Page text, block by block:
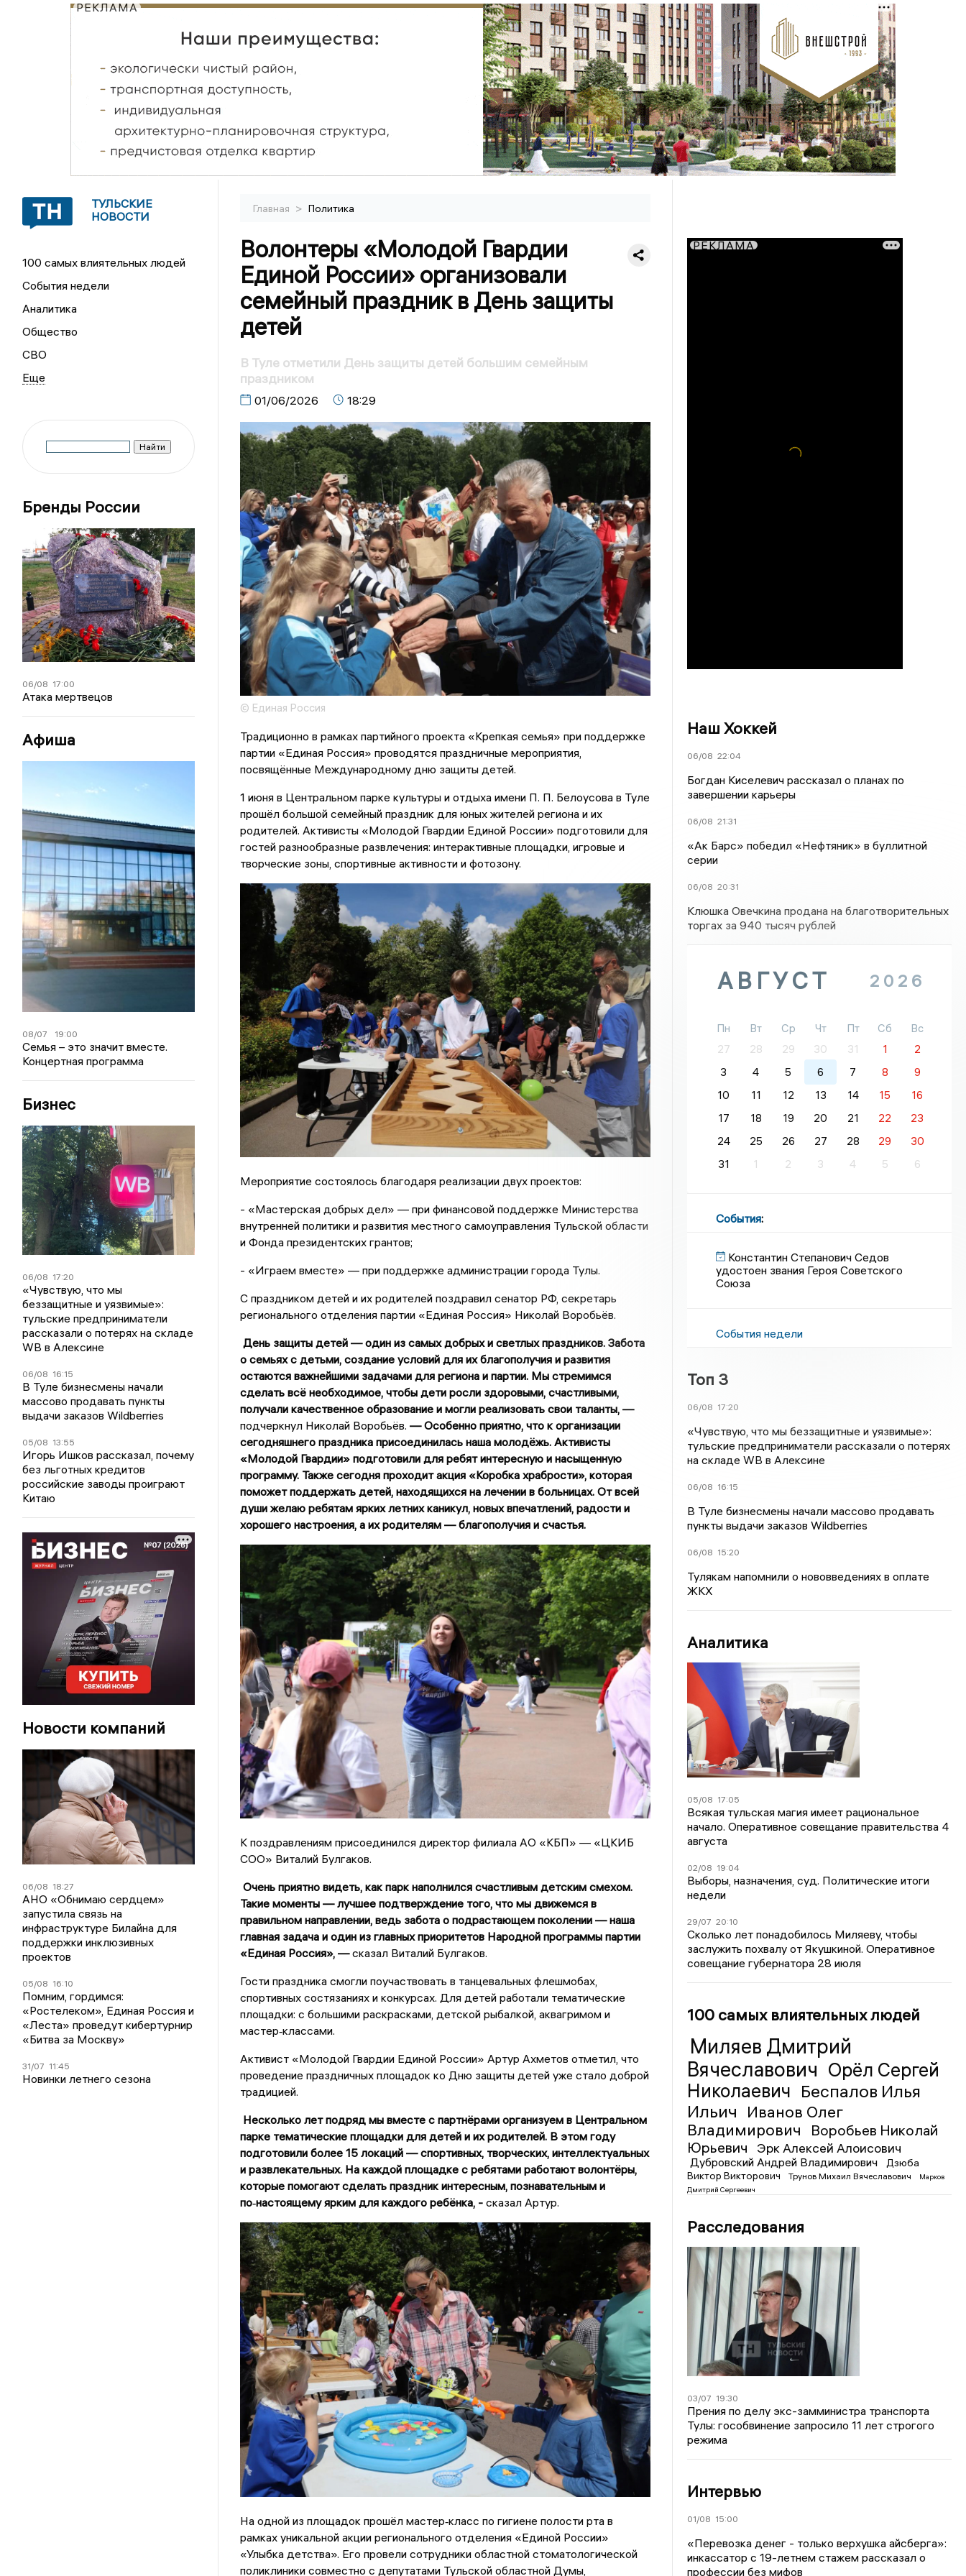
РЕКЛАМА
ТУЛЬСКИЕ
НОВОСТИ
100 самых влиятельных людей
События недели
Аналитика
Общество
СВО
Бренды России
06/08 17:00
Атака мертвецов
Афиша
08/07 19:00
Семья – это значит вместе.
Концертная программа
Бизнес
06/08 17:20
«Чувствую, что мы
беззащитные и уязвимые»:
тульские предприниматели
рассказали о потерях на складе
WB в Алексине
06/08 16:15
В Туле бизнесмены начали
массово продавать пункты
выдачи заказов Wildberries
05/08 13:55
Игорь Ишков рассказал, почему
без льготных кредитов
российские заводы проиграют
Китаю
Новости компаний
06/08 18:27
АНО «Обнимаю сердцем»
запустила связь на
инфраструктуре Билайна для
поддержки инклюзивных
проектов
05/08 16:10
Помним, гордимся:
«Ростелеком», Единая Россия и
«Леста» проведут кибертурнир
«Битва за Москву»
31/07 11:45
Новинки летнего сезона
Главная > Политика
Волонтеры «Молодой Гвардии
Единой России» организовали
семейный праздник в День защиты
детей
В Туле отметили День защиты детей большим семейным
праздником
01/06/2026 18:29
© Единая Россия
Традиционно в рамках партийного проекта «Крепкая семья» при поддержке
партии «Единая Россия» проводятся праздничные мероприятия,
посвящённые Международному дню защиты детей.
1 июня в Центральном парке культуры и отдыха имени П. П. Белоусова в Туле
прошёл большой семейный праздник для юных жителей региона и их
родителей. Активисты «Молодой Гвардии Единой России» подготовили для
гостей разнообразные развлечения: интерактивные площадки, игровые и
творческие зоны, спортивные активности и фотозону.
Мероприятие состоялось благодаря реализации двух проектов:
- «Мастерская добрых дел» — при финансовой поддержке Министерства
внутренней политики и развития местного самоуправления Тульской области
и Фонда президентских грантов;
- «Играем вместе» — при поддержке администрации города Тулы.
С праздником детей и их родителей поздравил сенатор РФ, секретарь
регионального отделения партии «Единая Россия» Николай Воробьёв.
День защиты детей — один из самых добрых и светлых праздников. Забота
о семьях с детьми, создание условий для их благополучия и развития
остаются важнейшими задачами для региона и партии. Мы стремимся
сделать всё необходимое, чтобы дети росли здоровыми, счастливыми,
получали качественное образование и могли реализовать свои таланты, —
подчеркнул Николай Воробьёв. — Особенно приятно, что к организации
сегодняшнего праздника присоединилась наша молодёжь. Активисты
«Молодой Гвардии» подготовили для ребят интересную и насыщенную
программу. Также сегодня проходит акция «Коробка храбрости», которая
поможет поддержать детей, находящихся на лечении в больницах. От всей
души желаю ребятам ярких летних каникул, новых впечатлений, радости и
хорошего настроения, а их родителям — благополучия и счастья.
К поздравлениям присоединился директор филиала АО «КБП» — «ЦКИБ
СОО» Виталий Булгаков.
Очень приятно видеть, как парк наполнился счастливым детским смехом.
Такие моменты — лучшее подтверждение того, что мы движемся в
правильном направлении, ведь забота о подрастающем поколении — наша
главная задача и один из главных приоритетов Народной программы партии
«Единая Россия», —сказал Виталий Булгаков.
Гости праздника смогли поучаствовать в танцевальных флешмобах,
спортивных состязаниях и конкурсах. Для детей работали тематические
площадки: с большими раскрасками, детской рыбалкой, аквагримом и
мастер‑классами.
Активист «Молодой Гвардии Единой России» Артур Ахметов отметил, что
проведение праздничных площадок ко Дню защиты детей уже стало доброй
традицией.
Несколько лет подряд мы вместе с партнёрами организуем в Центральном
парке тематические площадки для детей и их родителей. В этом году
подготовили более 15 локаций — спортивных, творческих, интеллектуальных
и развлекательных. На каждой площадке с ребятами работают волонтёры,
которые помогают сделать праздник интересным, познавательным и
по‑настоящему ярким для каждого ребёнка, -сказал Артур.
На одной из площадок прошёл мастер‑класс по гигиене полости рта в
рамках уникальной акции регионального отделения «Единой России»
«Улыбка детства». Его провели сотрудники областной стоматологической
поликлиники совместно с депутатами Тульской областной Думы,
РЕКЛАМА
Наш Хоккей
06/08 22:04
Богдан Киселевич рассказал о планах по
завершении карьеры
06/08 21:31
«Ак Барс» победил «Нефтяник» в буллитной
серии
06/08 20:31
Клюшка Овечкина продана на благотворительных
торгах за 940 тысяч рублей
АВГУСТ 2026
Пн Вт Ср Чт Пт Сб
Вс
27
28 29 30 31 1
2
3
4 5 6 7 8
9
10
11 12 13 14 15
16
17
18 19 20 21 22
23
24
25 26 27 28 29
30
31
1 2 3 4 5 6
События:
Константин Степанович Седов
удостоен звания Героя Советского
Союза
События недели
Топ 3
06/08 17:20
«Чувствую, что мы беззащитные и уязвимые»:
тульские предприниматели рассказали о потерях
на складе WB в Алексине
06/08 16:15
В Туле бизнесмены начали массово продавать
пункты выдачи заказов Wildberries
06/08 15:20
Тулякам напомнили о нововведениях в оплате
ЖКХ
Аналитика
05/08 17:05
Всякая тульская магия имеет рациональное
начало. Оперативное совещание правительства 4
августа
02/08 19:04
Выборы, назначения, суд. Политические итоги
недели
29/07 20:10
Сколько лет понадобилось Миляеву, чтобы
заслужить похвалу от Якушкиной. Оперативное
совещание губернатора 28 июля
100 самых влиятельных людей
Миляев Дмитрий
Вячеславович Орёл Сергей
Николаевич Беспалов Илья
Ильич
Иванов Олег
Владимирович
Воробьев Николай
Юрьевич
Эрк Алексей Алоисович
Дубровский Андрей Владимирович
Дзюба
Виктор Викторович
Трунов Михаил Вячеславович
Марков
Дмитрий Сергеевич
Расследования
03/07 19:30
Прения по делу экс-замминистра транспорта
Тулы: гособвинение запросило 11 лет строгого
режима
Интервью
01/08 15:00
«Перевозка денег - только верхушка айсберга»:
инкассатор с 19-летнем стажем рассказал о
профессии без мифов